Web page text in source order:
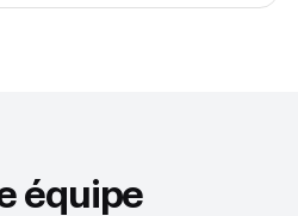
équipe